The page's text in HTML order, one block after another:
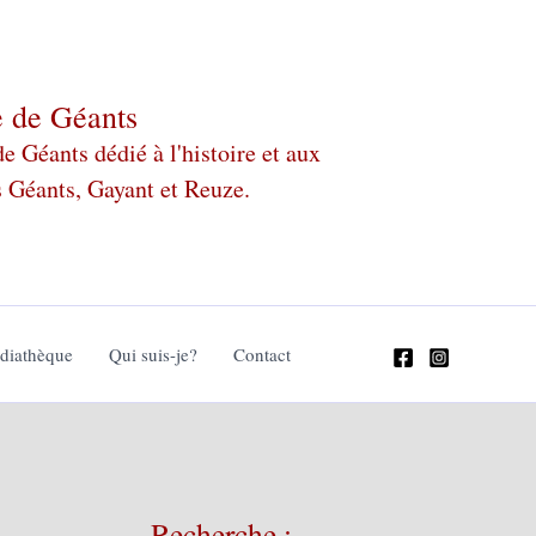
Géants
Géants dédié à l'histoire et aux
Gayant et Reuze.
Qui suis-je? Contact